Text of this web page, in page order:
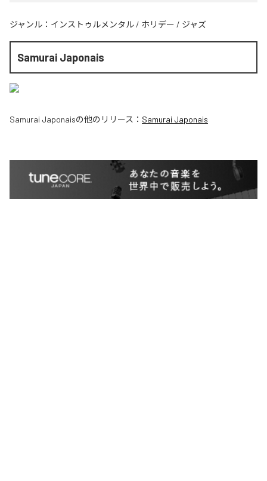
ジャンル： インストゥルメンタル / ホリデー / ジャズ
Samurai Japonais
Samurai Japonaisの他のリリース： Samurai Japonais